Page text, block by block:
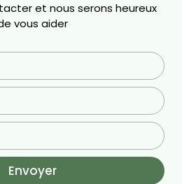
et nous serons heureux
vous aider
Envoyer